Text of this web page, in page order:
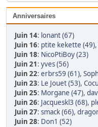
Anniversaires
Juin 14: lonant (67)
Juin 16: ptite kekette (49),
Juin 18: NicoPtiBoy (23)
Juin 21: yves (56)
Juin 22: erbrs59 (61),
Juin 23: Le Jouet (53),
Juin 25: Morgane (47),
Juin 26: Jacqueskl3 (68),
Juin 27: smack (66),
Juin 28: Don1 (52)